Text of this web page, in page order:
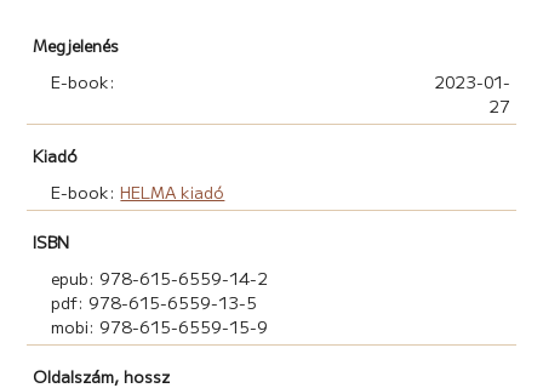
Megjelenés
E-book:
2023-01-
27
Kiadó
E-book: HELMA kiadó
ISBN
epub: 978-615-6559-14-2
pdf: 978-615-6559-13-5
mobi: 978-615-6559-15-9
Oldalszám, hossz